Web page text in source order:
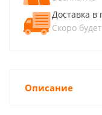
Доставка в
Скоро будет
Описание